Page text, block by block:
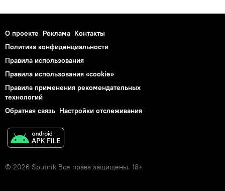
О проекте Реклама Контакты
Политика конфиденциальности
Правила использования
Правила использования «cookie»
Правила применения рекомендательных
технологий
Обратная связь Настройки отслеживания
© 2026 Sputnik Все права защищены. 18+